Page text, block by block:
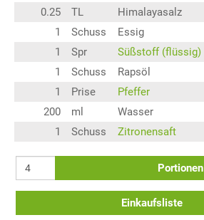
0.25
TL
Himalayasalz
1
Schuss
Essig
1
Spr
Süßstoff (flüssig)
1
Schuss
Rapsöl
1
Prise
Pfeffer
200
ml
Wasser
1
Schuss Zitronensaft
Portionen
Einkaufsliste